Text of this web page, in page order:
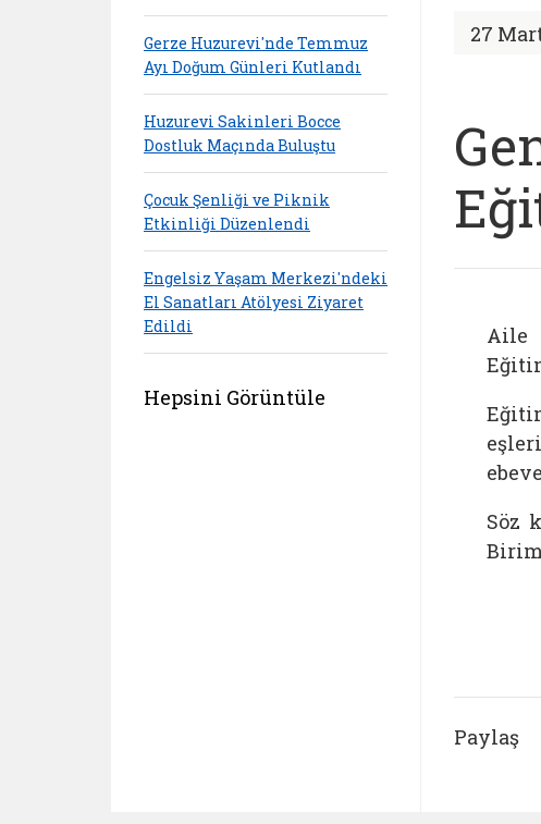
27
Aile
Söz
Paylaş
Gerze Huzurevi'nde Temmuz
Ayı Doğum Günleri Kutlandı
Huzurevi Sakinleri Bocce
Dostluk Maçında Buluştu
Çocuk Şenliği ve Piknik
Etkinliği Düzenlendi
Engelsiz Yaşam Merkezi'ndeki
El Sanatları Atölyesi Ziyaret
Edildi
Hepsini Görüntüle